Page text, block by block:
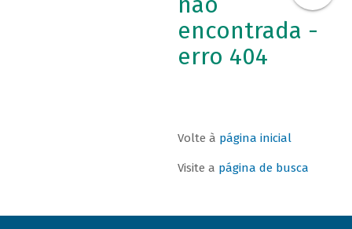
encontrada -
erro 404
Volte à página inicial
Visite a página de busca